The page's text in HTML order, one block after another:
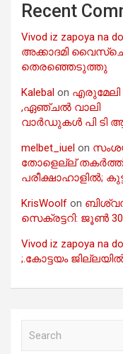
Recent
Vivod iz zapoya na
അക്കാദമി
തെരഞ്ഞെടുത്തു
Kalebal on എരുമേലി
,ഏഞ്ചൽ വാലി
വാർഡുകൾ പി ടി
melbet_iuel on
തോളെല്ല്
പരീക്ഷാഹാളിൽ;
KrisWoolf on
സെക്രട്ടറി: ജൂൺ
Vivod iz zapoya na
;.കോട്ടയം